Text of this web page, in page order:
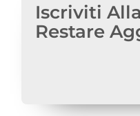
Iscriviti
Restare